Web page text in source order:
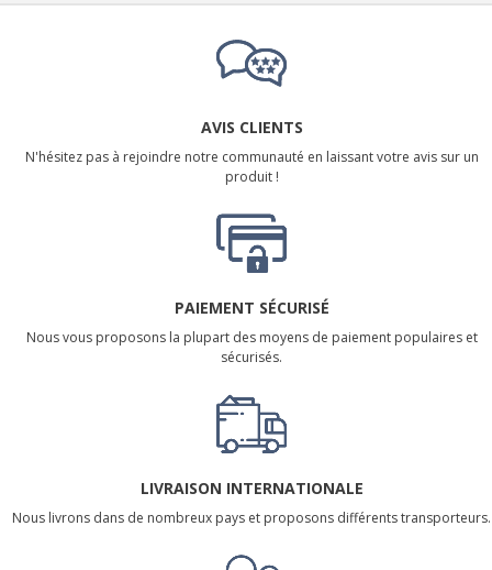
AVIS CLIENTS
N'hésitez pas à rejoindre notre communauté en laissant votre avis sur un
produit !
PAIEMENT SÉCURISÉ
Nous vous proposons la plupart des moyens de paiement populaires et
sécurisés.
LIVRAISON INTERNATIONALE
Nous livrons dans de nombreux pays et proposons différents transporteurs.